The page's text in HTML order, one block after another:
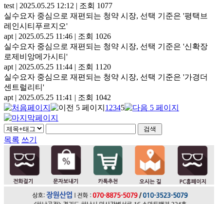
test | 2025.05.25 12:12 | 조회 1077
실수요자 중심으로 재편되는 청약 시장, 선택 기준은 '평택브
레인시티푸르지오'
apt | 2025.05.25 11:46 | 조회 1026
실수요자 중심으로 재편되는 청약 시장, 선택 기준은 '신확장
로제비앙메가시티'
apt | 2025.05.25 11:44 | 조회 1120
실수요자 중심으로 재편되는 청약 시장, 선택 기준은 '가경더
센트럴리티'
apt | 2025.05.25 11:41 | 조회 1042
1 2345
목록 쓰기